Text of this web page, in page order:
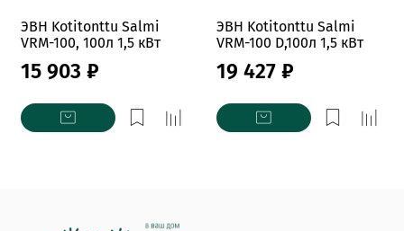
ЭВН Kotitonttu Salmi
VRM-100, 100л 1,5 кВт
15 903 ₽
ЭВН Kotitonttu Salmi
VRM-100 D,100л 1,5 кВт
19 427 ₽